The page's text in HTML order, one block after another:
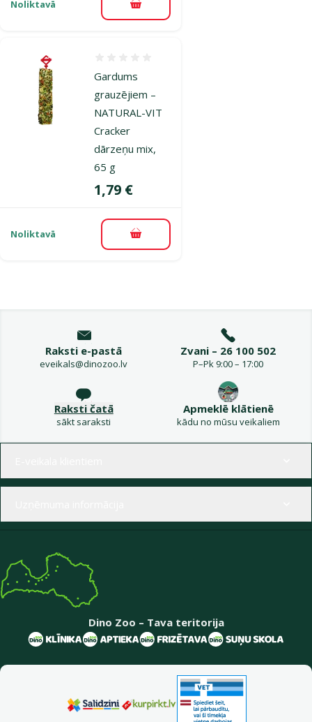
Noliktavā Pievienot grozam
Gardums
grauzējiem –
NATURAL-VIT
Cracker
dārzeņu mix,
65 g
Cena
1,79 €
Noliktavā Pievienot grozam
Raksti e-pastā
eveikals@dinozoo.lv
Zvani – 26 100 502
P–Pk 9:00 – 17:00
Raksti čatā
sākt saraksti
Apmeklē klātienē
kādu no mūsu veikaliem
Dino Zoo – Tava teritorija